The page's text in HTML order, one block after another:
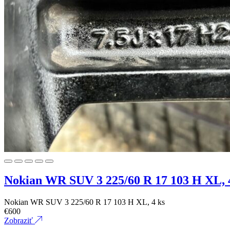
Nokian WR SUV 3 225/60 R 17 103 H XL,
Nokian WR SUV 3 225/60 R 17 103 H XL, 4 ks
€600
Zobraziť